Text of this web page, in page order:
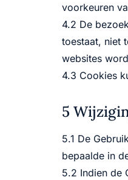
voorkeuren
4.2 De
toestaat, niet
websites
4.3 Cookies
5
5.1 De
bepaalde in
5.2 Indien de